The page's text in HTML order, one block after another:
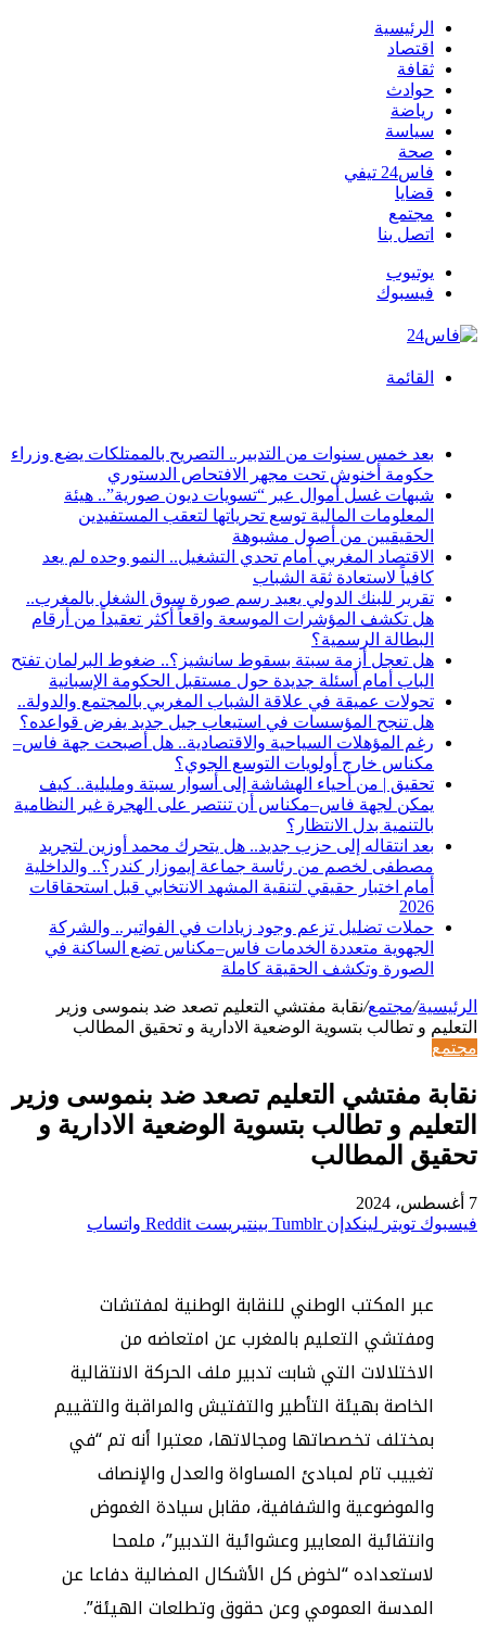
الرئيسية
اقتصاد
ثقافة
حوادث
رياضة
سياسة
صحة
فاس24 تيفي
قضايا
مجتمع
اتصل بنا
يوتيوب
فيسبوك
القائمة
بعد خمس سنوات من التدبير.. التصريح بالممتلكات يضع وزراء
حكومة أخنوش تحت مجهر الافتحاص الدستوري
شبهات غسل أموال عبر “تسويات ديون صورية”.. هيئة
المعلومات المالية توسع تحرياتها لتعقب المستفيدين
الحقيقيين من أصول مشبوهة
الاقتصاد المغربي أمام تحدي التشغيل.. النمو وحده لم يعد
كافياً لاستعادة ثقة الشباب
تقرير للبنك الدولي يعيد رسم صورة سوق الشغل بالمغرب..
هل تكشف المؤشرات الموسعة واقعاً أكثر تعقيداً من أرقام
البطالة الرسمية؟
هل تعجل أزمة سبتة بسقوط سانشيز؟.. ضغوط البرلمان تفتح
الباب أمام أسئلة جديدة حول مستقبل الحكومة الإسبانية
تحولات عميقة في علاقة الشباب المغربي بالمجتمع والدولة..
هل تنجح المؤسسات في استيعاب جيل جديد يفرض قواعده؟
رغم المؤهلات السياحية والاقتصادية.. هل أصبحت جهة فاس–
مكناس خارج أولويات التوسع الجوي؟
تحقيق | من أحياء الهشاشة إلى أسوار سبتة ومليلية.. كيف
يمكن لجهة فاس–مكناس أن تنتصر على الهجرة غير النظامية
بالتنمية بدل الانتظار؟
بعد انتقاله إلى حزب جديد.. هل يتحرك محمد أوزين لتجريد
مصطفى لخصم من رئاسة جماعة إيموزار كندر؟.. والداخلية
أمام اختبار حقيقي لتنقية المشهد الانتخابي قبل استحقاقات
2026
حملات تضليل تزعم وجود زيادات في الفواتير.. والشركة
الجهوية متعددة الخدمات فاس–مكناس تضع الساكنة في
الصورة وتكشف الحقيقة كاملة
الرئيسية/مجتمع/نقابة مفتشي التعليم تصعد ضد بنموسى وزير
التعليم و تطالب بتسوية الوضعية الادارية و تحقيق المطالب
مجتمع
نقابة مفتشي التعليم تصعد ضد بنموسى وزير
التعليم و تطالب بتسوية الوضعية الادارية و
تحقيق المطالب
7 أغسطس، 2024
فيسبوك تويتر لينكدإن بينتيريست واتساب
عبر المكتب الوطني للنقابة الوطنية لمفتشات
ومفتشي التعليم بالمغرب عن امتعاضه من
الاختلالات التي شابت تدبير ملف الحركة الانتقالية
الخاصة بهيئة التأطير والتفتيش والمراقبة والتقييم
بمختلف تخصصاتها ومجالاتها، معتبرا أنه تم “في
تغييب تام لمبادئ المساواة والعدل والإنصاف
والموضوعية والشفافية، مقابل سيادة الغموض
وانتقائية المعايير وعشوائية التدبير”، ملمحا
لاستعداده “لخوض كل الأشكال المضالية دفاعا عن
المدسة العمومي وعن حقوق وتطلعات الهيئة”.